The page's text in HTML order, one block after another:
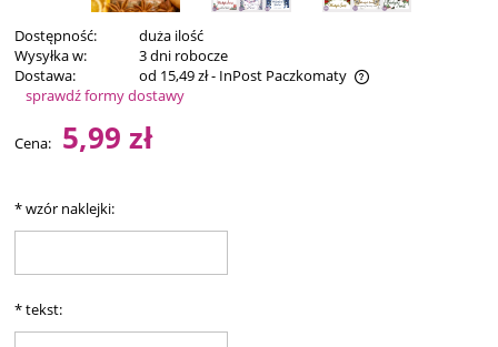
Dostępność:
duża ilość
Wysyłka w:
3 dni robocze
Dostawa:
od 15,49 zł- InPost Paczkomaty
Cena nie zawiera ewentualnych kosztów płatności
sprawdź formy dostawy
Cena: 5,99 zł
*wzór naklejki:
*tekst: